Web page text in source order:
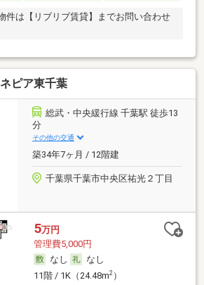
件は【リブリブ賃貸】までお問い合わせ
ピア東千葉
総武・中央緩行線 千葉駅 徒歩13
分
その他の交通
築34年7ヶ月 / 12階建
千葉県千葉市中央区祐光２丁目
5万円
管理費5,000円
なし
なし
11階 / 1K（24.48m2）